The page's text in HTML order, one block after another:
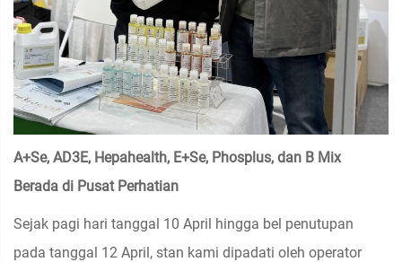
A+Se, AD3E, Hepahealth, E+Se, Phosplus, dan B Mix
Berada di Pusat Perhatian
Sejak pagi hari tanggal 10 April hingga bel penutupan
pada tanggal 12 April, stan kami dipadati oleh operator